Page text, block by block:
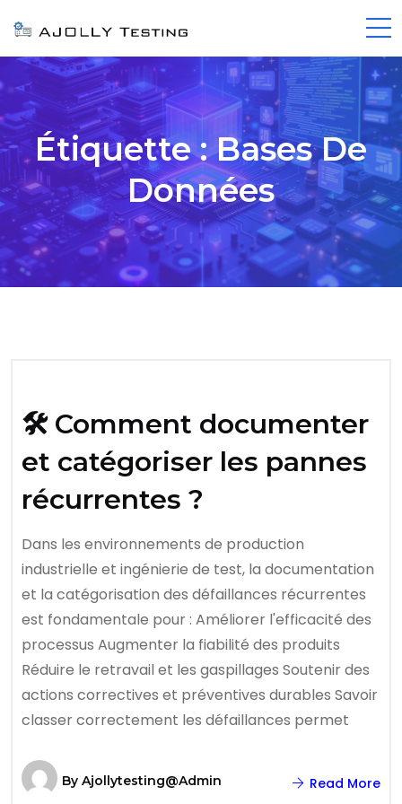
Étiquette :Bases De
Données
🛠️ Comment documenter
et catégoriser les pannes
récurrentes ?
Dans les environnements de production
industrielle et ingénierie de test, la documentation
et la catégorisation des défaillances récurrentes
est fondamentale pour : Améliorer l'efficacité des
processus Augmenter la fiabilité des produits
Réduire le retravail et les gaspillages Soutenir des
actions correctives et préventives durables Savoir
classer correctement les défaillances permet
By Ajollytesting@admin Read More